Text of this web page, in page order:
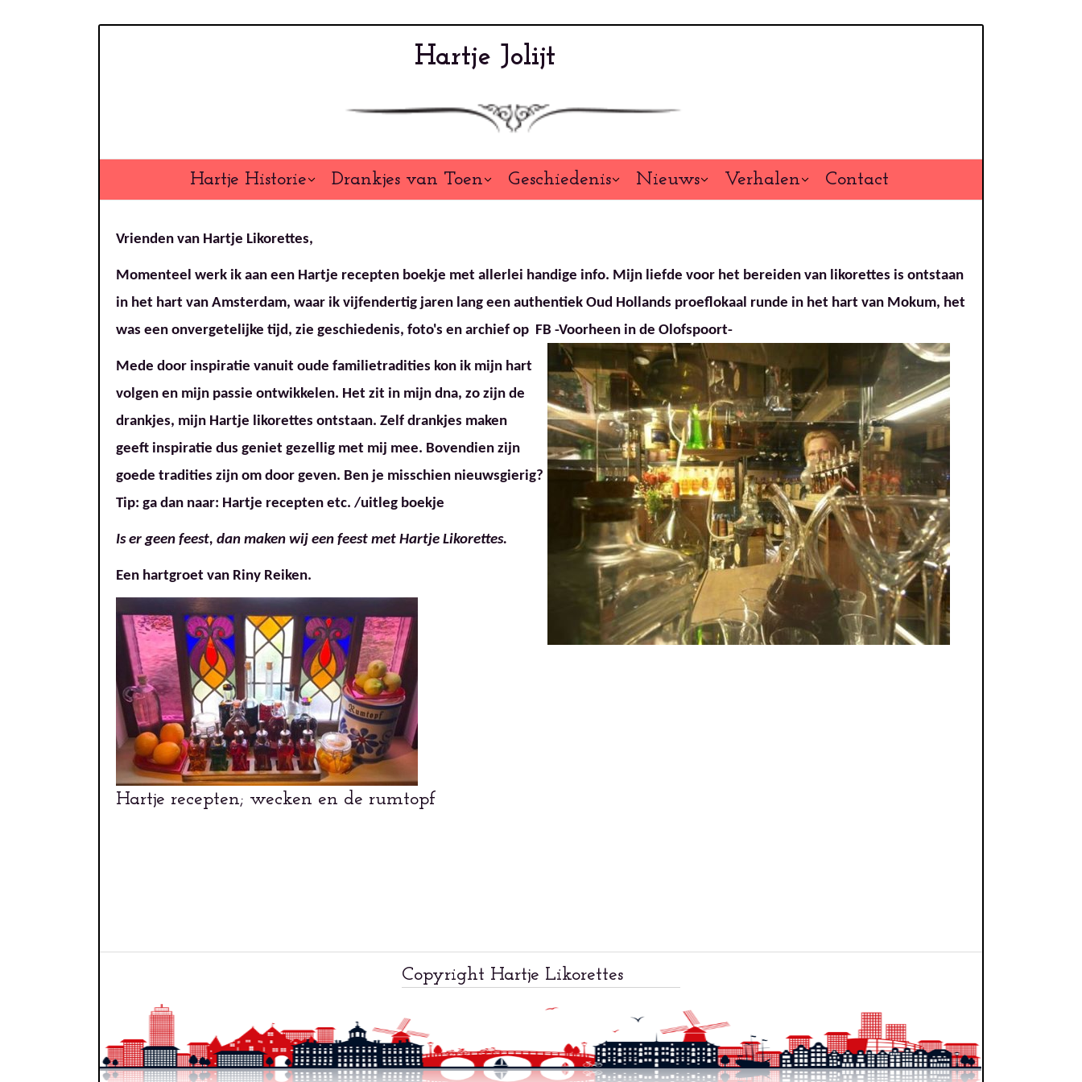
Hartje Jolijt
Hartje Historie Drankjes van Toen Geschiedenis Nieuws Verhalen Contact
Vrienden van Hartje Likorettes,
Momenteel werk ik aan een Hartje recepten boekje met allerlei handige info. Mijn liefde voor het bereiden van likorettes is ontstaan
in het hart van Amsterdam, waar ik vijfendertig jaren lang een authentiek Oud Hollands proeflokaal runde in het hart van Mokum, het
was een onvergetelijke tijd, zie geschiedenis, foto's en archief op FB -Voorheen in de Olofspoort-
Mede door inspiratie vanuit oude familietradities kon ik mijn hart
volgen en mijn passie ontwikkelen. Het zit in mijn dna, zo zijn de
drankjes, mijn Hartje likorettes ontstaan. Zelf drankjes maken
geeft inspiratie dus geniet gezellig met mij mee. Bovendien zijn
goede tradities zijn om door geven. Ben je misschien nieuwsgierig?
Tip: ga dan naar: Hartje recepten etc. /uitleg boekje
Iser geen feest, dan maken wij een feest met Hartje Likorettes.
Een hartgroet van Riny Reiken.
Hartje recepten; wecken en de rumtopf
Copyright Hartje Likorettes